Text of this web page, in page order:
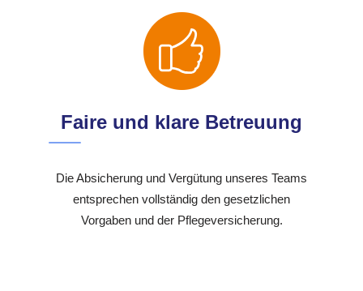
Faire und klare Betreuung
Die Absicherung und Vergütung unseres Teams
entsprechen vollständig den gesetzlichen
Vorgaben und der Pflegeversicherung.